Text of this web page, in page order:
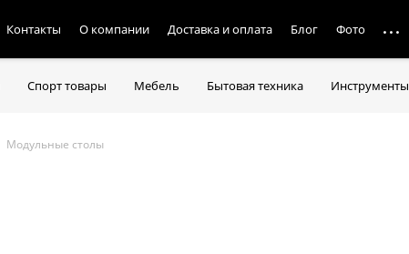
Контакты О компании Доставка и оплата Блог Фото
Спорт товары Мебель Бытовая техника Инструменты
Модульные столы